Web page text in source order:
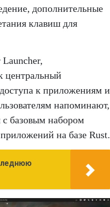
дополнительные
клавиш для
центральный
к приложениям и
напоминают,
с базовым набором
на базе Rust.